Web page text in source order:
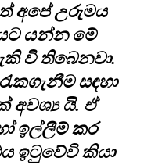
අපේ උරුමය
යන්න මේ
වී තිබෙනවා.
සඳහා
අවශ්‍ය යි. ඒ
ඉල්ලීම් කර
ඉටුවේවි කියා